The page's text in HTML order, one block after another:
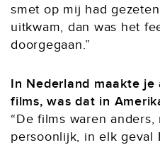
smet op mij had
uitkwam, dan was het
doorgegaan.”
In Nederland maakte
films, was dat in
“De films waren
persoonlijk, in elk geval